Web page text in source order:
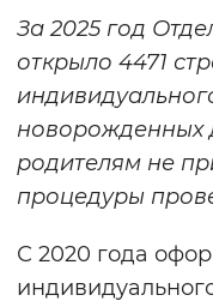
За 2025 год
открыло 4471
новорожденных
родителям не
процедуры
С 2020 года